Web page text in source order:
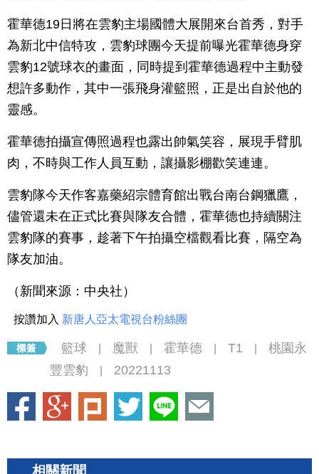
霍華德19日將在雲豹主場國體大展開來台首秀，對手
為新北中信特攻，雲豹球團今天提前曝光霍華德身穿
雲豹12號球衣的畫面，同時提到霍華德過程中主動發
想許多動作，其中一張飛身灌籃照，正是出自於他的
靈感。
霍華德拍攝宣傳照過程也露出帥氣笑容，展現手臂肌
肉，不時與工作人員互動，讓攝影棚歡笑連連。
雲豹隊今天作客嘉藥紹宗體育館出戰台南台鋼獵鷹，
儘管還未在正式比賽與隊友合體，霍華德也持續關注
雲豹隊的賽事，趁著下午拍攝空檔觀看比賽，隔空為
隊友加油。
（新聞來源：中央社）
按讚加入 新唐人亞太電視台粉絲團
籃球 魔獸 霍華德 T1
桃園永
豐雲豹
20221113
相關新聞